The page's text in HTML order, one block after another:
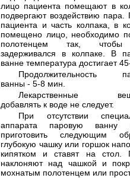
лицо пациента помещают в
подвергают воздействию пара.
пациента и часть колпака, в
помещено лицо, необходимо
полотенцем так,
задерживался в колпаке. В
ванне температура достигает
Продолжительность
ванны - 5-8 мин.
Лекарственные
добавлять к воде не следует.
При отсутствии
аппарата паровую ванну
приготовить следующим
глубокую чашку или горшок
кипятком и ставят на стол.
наклоняют над чашкой и
мохнатым полотенцем или